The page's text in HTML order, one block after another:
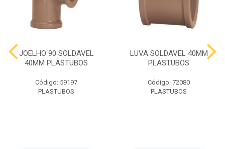
JOELHO 90 SOLDAVEL
40MM PLASTUBOS
Código: 59197
PLASTUBOS
LUVA SOLDAVEL 40MM
PLASTUBOS
Código: 72080
PLASTUBOS